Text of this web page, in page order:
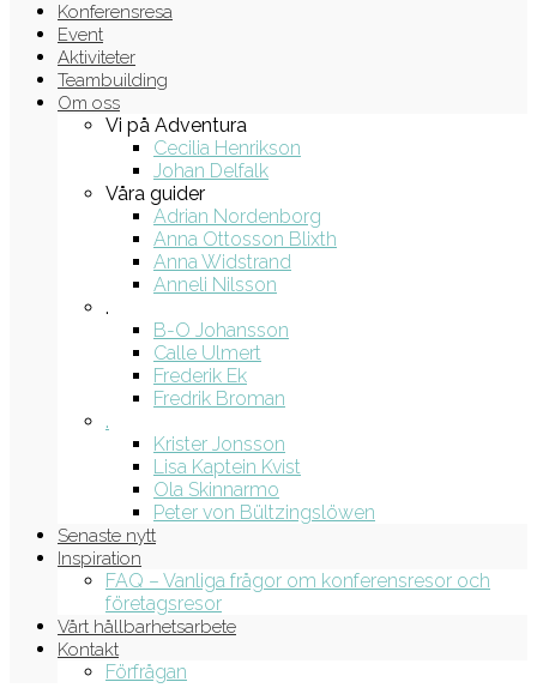
Konferensresa
Event
Aktiviteter
Teambuilding
Om oss
Vi på Adventura
Cecilia Henrikson
Johan Delfalk
Våra guider
Adrian Nordenborg
Anna Ottosson Blixth
Anna Widstrand
Anneli Nilsson
.
B-O Johansson
Calle Ulmert
Frederik Ek
Fredrik Broman
.
Krister Jonsson
Lisa Kaptein Kvist
Ola Skinnarmo
Peter von Bültzingslöwen
Senaste nytt
Inspiration
FAQ – Vanliga frågor om konferensresor och
företagsresor
Vårt hållbarhetsarbete
Kontakt
Förfrågan